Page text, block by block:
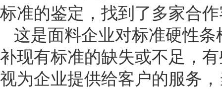
标准的鉴定，找到了多家合
这是面料企业对标准硬性
补现有标准的缺失或不足，
视为企业提供给客户的服务